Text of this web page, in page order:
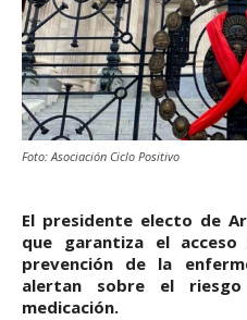
Foto: Asociación Ciclo Positivo
El presidente electo de
que garantiza el
prevención de la
alertan sobre el
medicación.